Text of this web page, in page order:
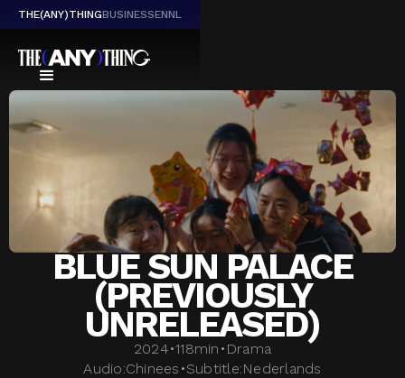
THE(ANY)THINGBUSINESSENNL
BLUE SUN PALACE
(PREVIOUSLY
UNRELEASED)
2024•118min • Drama
Audio:Chinees •Subtitle:Nederlands